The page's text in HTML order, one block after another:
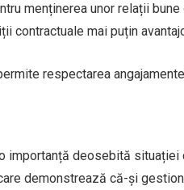
menținerea unor relații
contractuale mai puțin
respectarea
importanță deosebită
demonstrează că-și